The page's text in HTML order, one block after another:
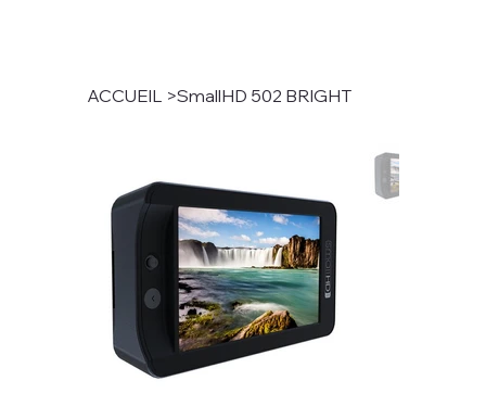
ACCUEIL >SmallHD 502 BRIGHT